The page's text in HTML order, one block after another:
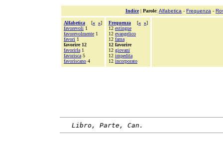
Indice| Parole: Alfabetica - Frequenza -
Alfabetica [« »]
favorevoli 1
favorevolmente 1
favori 1
favorire 12
favorirla 1
favorisca 5
favoriscano 4
Frequenza [« »]
12 estingue
12 evangelico
12 fama
12 favorire
12 giovani
12 impedita
12 incorporato
Libro, Parte, Can.